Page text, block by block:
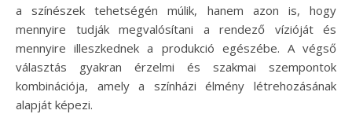
a színészek tehetségén múlik, hanem azon is, hogy
mennyire tudják megvalósítani a rendező vízióját és
mennyire illeszkednek a produkció egészébe. A végső
választás gyakran érzelmi és szakmai szempontok
kombinációja, amely a színházi élmény létrehozásának
alapját képezi.